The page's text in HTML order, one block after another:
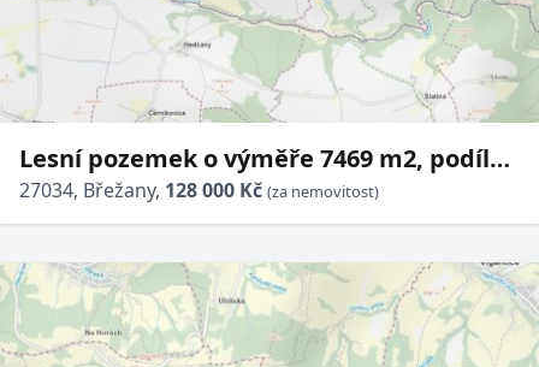
Lesní pozemek o výměře 7469 m2, podíl
1/1, katastrální území Břežany u
Rakovníka, obec Břežany, obec
27034, Břežany, 128 000 Kč (za nemovitost)